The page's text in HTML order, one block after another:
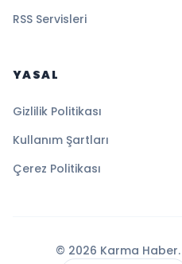
RSS Servisleri
YASAL
Gizlilik Politikası
Kullanım Şartları
Çerez Politikası
© 2026 Karma Haber.